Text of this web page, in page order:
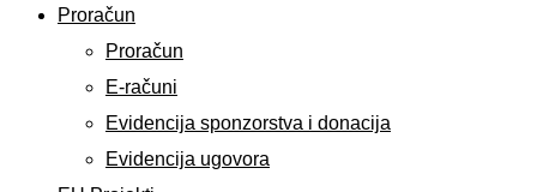
Proračun
Proračun
E-računi
Evidencija sponzorstva i donacija
Evidencija ugovora